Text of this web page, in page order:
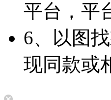
平台，平
6、以图
现同款或